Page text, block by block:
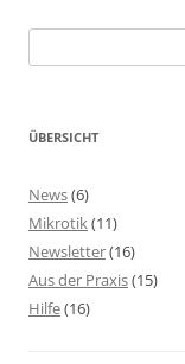
nach:
ÜBERSICHT
News(6)
Mikrotik(11)
Newsletter(16)
Aus der Praxis(15)
Hilfe(16)